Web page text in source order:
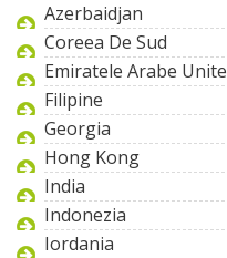
Azerbaidjan
Coreea De Sud
Emiratele Arabe Unite
Filipine
Georgia
Hong Kong
India
Indonezia
Iordania